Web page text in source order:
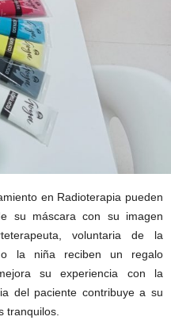
en Radioterapia pueden
su máscara con su imagen
voluntaria de la
o la niña reciben un regalo
su experiencia con la
del paciente contribuye a su
tranquilos.